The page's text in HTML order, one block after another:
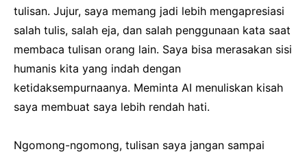
tulisan. Jujur, saya memang jadi lebih mengapresiasi
salah tulis, salah eja, dan salah penggunaan kata saat
membaca tulisan orang lain. Saya bisa merasakan sisi
humanis kita yang indah dengan
ketidaksempurnaanya. Meminta AI menuliskan kisah
saya membuat saya lebih rendah hati.
Ngomong-ngomong, tulisan saya jangan sampai